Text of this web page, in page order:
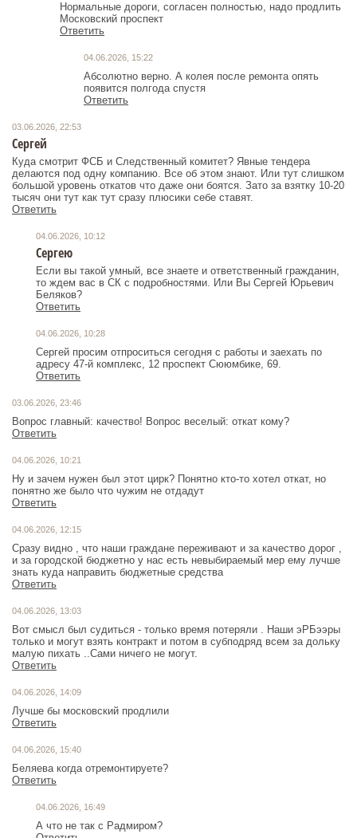
Нормальные дороги, согласен полностью, надо продлить
Московский проспект
Ответить
04.06.2026, 15:22
Абсолютно верно. А колея после ремонта опять
появится полгода спустя
Ответить
03.06.2026, 22:53
Сергей
Куда смотрит ФСБ и Следственный комитет? Явные тендера
делаются под одну компанию. Все об этом знают. Или тут слишком
большой уровень откатов что даже они боятся. Зато за взятку 10-20
тысяч они тут как тут сразу плюсики себе ставят.
Ответить
04.06.2026, 10:12
Сергею
Если вы такой умный, все знаете и ответственный гражданин,
то ждем вас в СК с подробностями. Или Вы Сергей Юрьевич
Беляков?
Ответить
04.06.2026, 10:28
Сергей просим отпроситься сегодня с работы и заехать по
адресу 47-й комплекс, 12​ проспект Сююмбике, 69.
Ответить
03.06.2026, 23:46
Вопрос главный: качество! Вопрос веселый: откат кому?
Ответить
04.06.2026, 10:21
Ну и зачем нужен был этот цирк? Понятно кто-то хотел откат, но
понятно же было что чужим не отдадут
Ответить
04.06.2026, 12:15
Сразу видно , что наши граждане переживают и за качество дорог ,
и за городской бюджетно у нас есть невыбираемый мер ему лучше
знать куда направить бюджетные средства
Ответить
04.06.2026, 13:03
Вот смысл был судиться - только время потеряли . Наши эРБээры
только и могут взять контракт и потом в субподряд всем за дольку
малую пихать ..Сами ничего не могут.
Ответить
04.06.2026, 14:09
Лучше бы московский продлили
Ответить
04.06.2026, 15:40
Беляева когда отремонтируете?
Ответить
04.06.2026, 16:49
А что не так с Радмиром?